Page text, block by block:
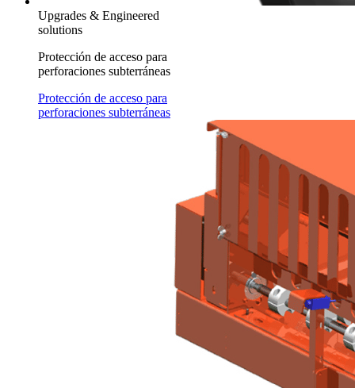
Upgrades & Engineered
solutions
Protección de acceso para
perforaciones subterráneas
Protección de acceso para
perforaciones subterráneas